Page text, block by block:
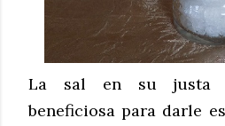
La sal en su justa
beneficiosa para darle